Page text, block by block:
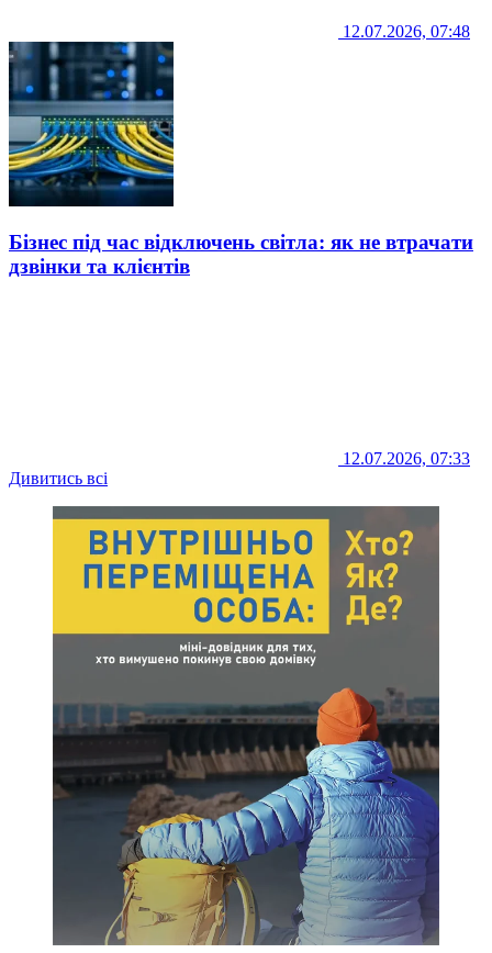
12.07.2026, 07:48
Бізнес під час відключень світла: як не втрачати
дзвінки та клієнтів
12.07.2026, 07:33
Дивитись всі